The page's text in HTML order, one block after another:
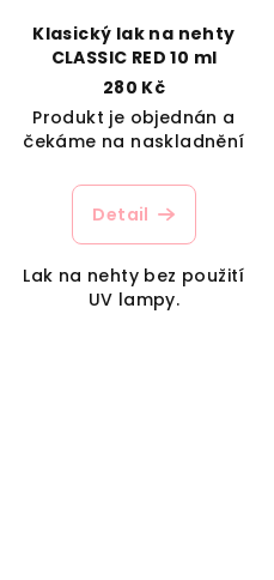
Klasický lak na nehty
CLASSIC RED 10 ml
280 Kč
Produkt je objednán a
čekáme na naskladnění
Detail
Lak na nehty bez použití
UV lampy.